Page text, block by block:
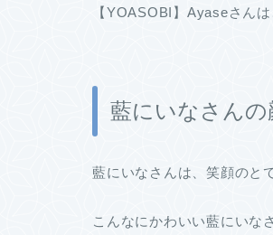
【YOASOBI】Ayaseさん
藍にいなさんの
藍にいなさんは、笑顔のと
こんなにかわいい藍にいな